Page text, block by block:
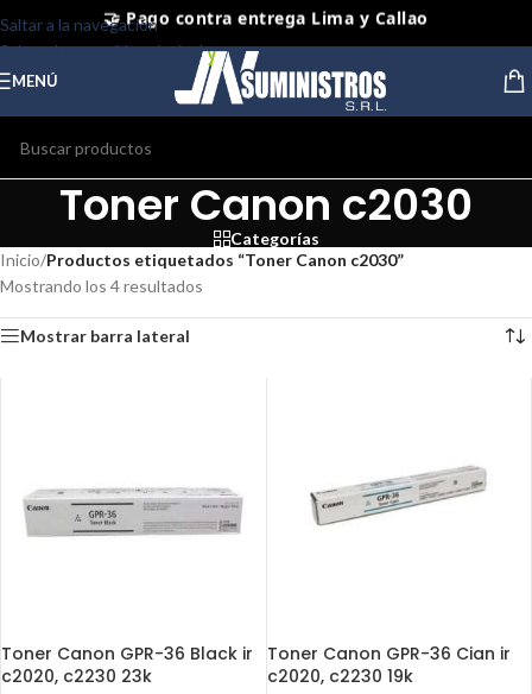
Saltar a la navegación
Saltar al contenido principal⭐ Productos Originales y Nuevos
MENÚ
Toner Canon c2030
Categorías
Inicio/Productos etiquetados “Toner Canon c2030”
Mostrando los 4 resultados
Mostrar barra lateral
Toner Canon GPR-36 Black ir
c2020, c2230 23k
Toner Canon GPR-36 Cian ir
c2020, c2230 19k